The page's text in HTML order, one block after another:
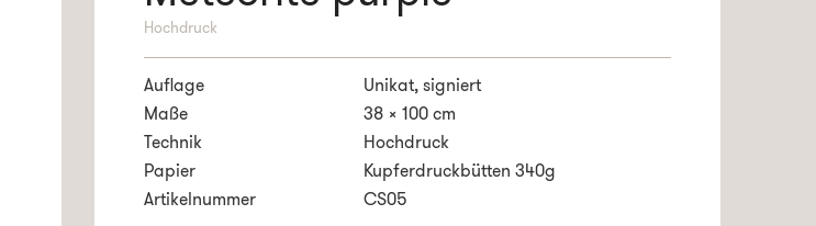
Hochdruck
Auflage
Unikat, signiert
Maße
38 x 100 cm
Technik
Hochdruck
Papier
Kupferdruckbütten 340g
Artikelnummer
CS05